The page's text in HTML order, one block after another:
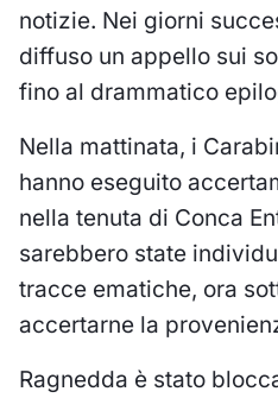
notizie. Nei giorni
diffuso un appello sui
fino al drammatico
Nella mattinata, i
hanno eseguito
nella tenuta di Conca
sarebbero state
tracce ematiche, ora
accertarne la
Ragnedda è stato